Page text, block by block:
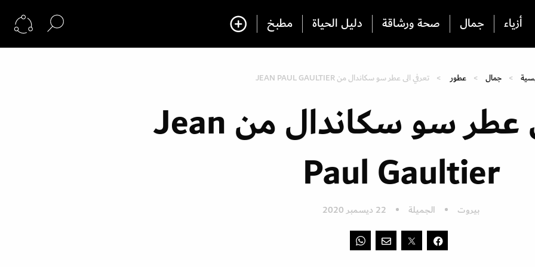
أزياء جمال صحة ورشاقة دليل الحياة مطبخ
جمال عطور تعرفي الى عطر سو سكاندال من JEAN PAUL GAULTIER
تعرفي الى عطر سو سكاندال من Jean
Paul Gaultier
بيروت الجميلة 22 ديسمبر 2020